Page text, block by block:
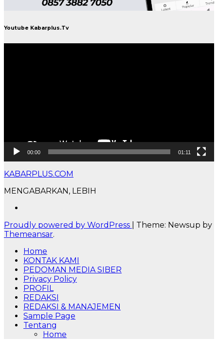
Youtube Kabarplus.Tv
00:00 01:11
KABARPLUS.COM
MENGABARKAN, LEBIH
Proudly powered by WordPress
Theme: Newsup by
Themeansar.
Home
KONTAK KAMI
PEDOMAN MEDIA SIBER
Privacy Policy
PROFIL
REDAKSI
REDAKSI & MANAJEMEN
Sample Page
Tentang
Home